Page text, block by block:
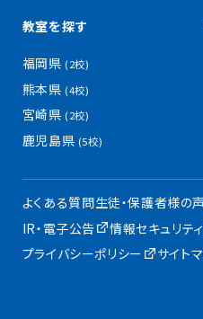
教室を探す
福岡県(2校)
熊本県(4校)
宮崎県(2校)
鹿児島県 (5校)
よくある質問生徒・保護者様の声
IR・電子公告
情報セキュリテ
プライバシーポリシー
サイト